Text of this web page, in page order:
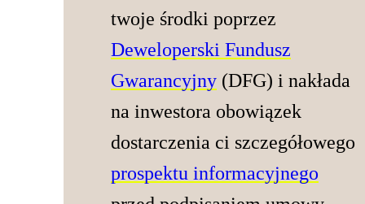
twoje środki poprzez
Deweloperski Fundusz
Gwarancyjny(DFG) i nakłada
na inwestora obowiązek
dostarczenia ci szczegółowego
prospektu informacyjnego